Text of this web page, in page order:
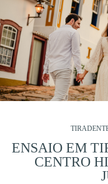
ENSAIO EM
CENTRO